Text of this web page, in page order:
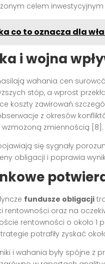
celem
co to oznacza dla
i wojna
wahania cen
stóp, a wprost
koszty zawirowań
z okresów
zmiennością [8].
się sygnały
obligacji i poprawia
fundusze obligacji
oraz na
rentowności o około
potrafiły zyskać
i wahania były spójne